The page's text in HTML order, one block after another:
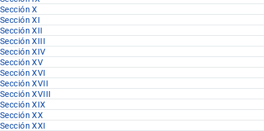
Sección X
Sección XI
Sección XII
Sección XIII
Sección XIV
Sección XV
Sección XVI
Sección XVII
Sección XVIII
Sección XIX
Sección XX
Sección XXI